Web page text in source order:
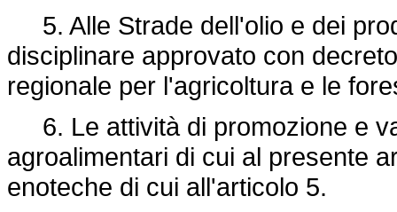
5. Alle Strade dell'olio e dei
disciplinare approvato con
regionale per l'agricoltura e le
6. Le attività di promozione e
agroalimentari di cui al presente
enoteche di cui all'articolo 5.